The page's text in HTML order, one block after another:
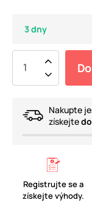
3 dny
Nakupte
získejte
Registrujte se a
získejte výhody.